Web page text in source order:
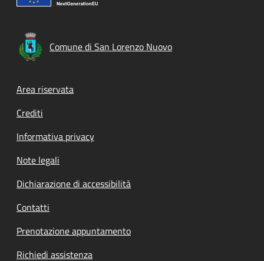
Comune di San Lorenzo Nuovo
Footer menu
Area riservata
Crediti
Informativa privacy
Note legali
Dichiarazione di accessibilità
Contatti
Prenotazione appuntamento
Richiedi assistenza